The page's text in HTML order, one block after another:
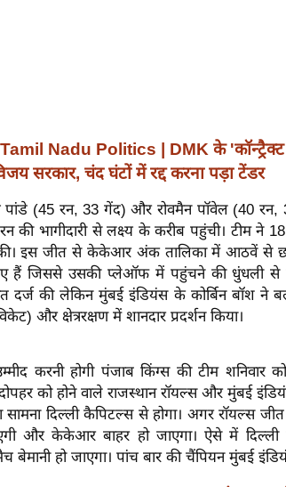
Tamil Nadu Politics | DMK के 'कॉन्ट्रैक्ट
सरकार, चंद घंटों में रद्द करना पड़ा टेंडर
(45 रन, 33 गेंद) और रोवमैन पॉवेल (40
की भागीदारी से लक्ष्य के करीब पहुंची। टीम ने
की। इस जीत से केकेआर अंक तालिका में आठवें से
हैं जिससे उसकी प्लेऑफ में पहुंचने की धुंधली से
की लेकिन मुंबई इंडियंस के कोर्बिन बॉश ने
और क्षेत्ररक्षण में शानदार प्रदर्शन किया।
करनी होगी पंजाब किंग्स की टीम शनिवार
दोपहर को होने वाले राजस्थान रॉयल्स और मुंबई
सामना दिल्ली कैपिटल्स से होगा। अगर रॉयल्स
और केकेआर बाहर हो जाएगा। ऐसे में
बेमानी हो जाएगा। पांच बार की चैंपियन मुंबई